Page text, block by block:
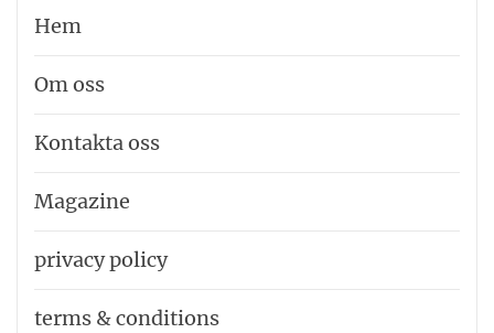
Hem
Om oss
Kontakta oss
Magazine
privacy policy
terms & conditions